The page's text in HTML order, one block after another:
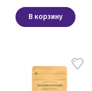
Нероли, Амбра, 200
мл
В корзину